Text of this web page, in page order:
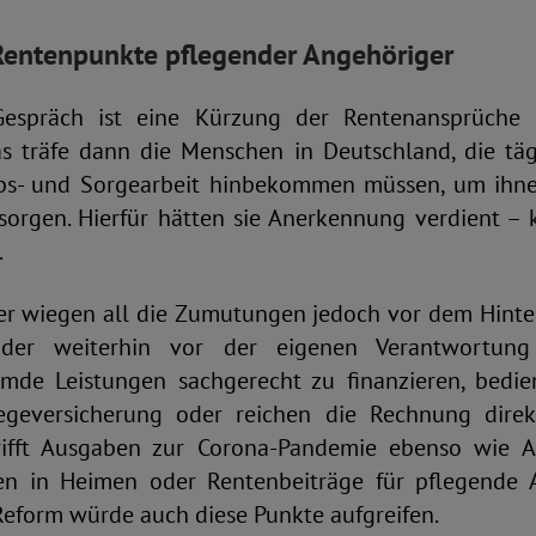
pflegender Angehöriger
ist eine Kürzung der
träfe dann die Menschen in Deutschland, die
und Sorgearbeit hinbekommen müssen, um
Hierfür hätten sie Anerkennung verdient –
wiegen all die Zumutungen jedoch vor dem
weiterhin vor der eigenen
Leistungen sachgerecht zu finanzieren,
oder reichen die Rechnung
Ausgaben zur Corona-Pandemie ebenso wie
in Heimen oder Rentenbeiträge für pflegende
würde auch diese Punkte aufgreifen.